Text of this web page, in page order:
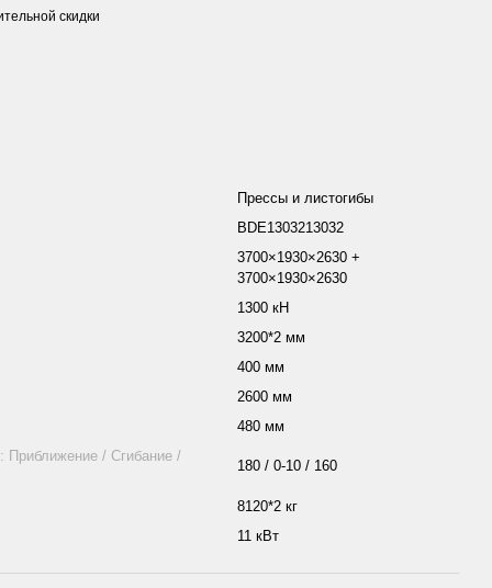
скидки
Прессы и листогибы
BDE1303213032
3700×1930×2630 +
3700×1930×2630
1300 кН
3200*2 мм
400 мм
2600 мм
480 мм
Приближение / Сгибание /
180 / 0-10 / 160
8120*2 кг
11 кВт